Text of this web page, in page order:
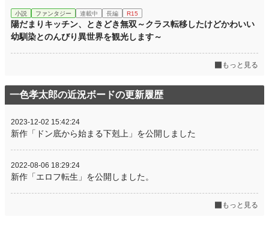
小説 ファンタジー 連載中 長編 R15
陽だまりキッチン、ときどき無双～クラス転移したけどかわいい
幼馴染とのんびり異世界を観光します～
もっと見る
一色孝太郎の近況ボードの更新履歴
2023-12-02 15:42:24
新作「ドン底から始まる下剋上」を公開しました
2022-08-06 18:29:24
新作「エロフ転生」を公開しました。
もっと見る